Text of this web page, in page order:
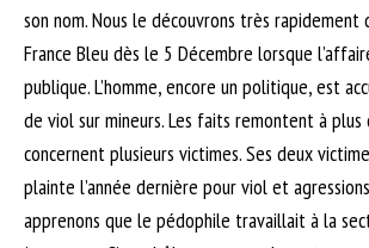
son nom. Nous le découvrons très rapidement
France Bleu dès le 5 Décembre lorsque
publique. L’homme, encore un politique, est
de viol sur mineurs. Les faits remontent à
concernent plusieurs victimes. Ses deux
plainte l’année dernière pour viol et
apprenons que le pédophile travaillait à la